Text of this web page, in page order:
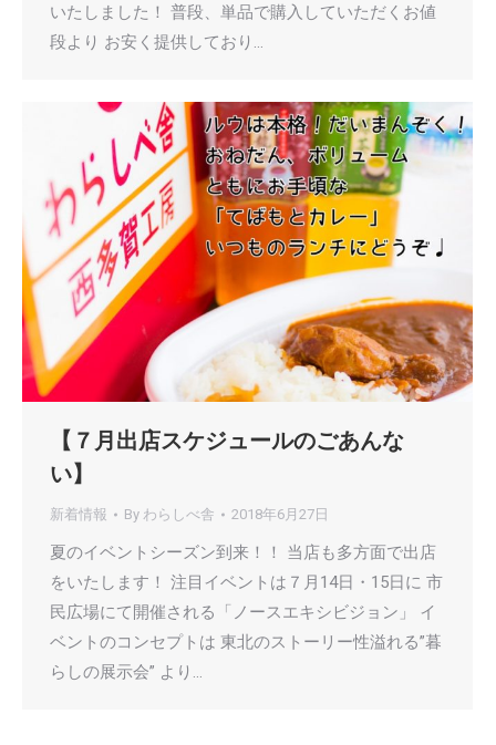
いたしました！ 普段、単品で購入していただくお値
段より お安く提供しており…
【７月出店スケジュールのごあんな
い】
新着情報 By わらしべ舎 2018年6月27日
夏のイベントシーズン到来！！ 当店も多方面で出店
をいたします！ 注目イベントは７月14日・15日に 市
民広場にて開催される「ノースエキシビジョン」 イ
ベントのコンセプトは 東北のストーリー性溢れる”暮
らしの展示会” より…